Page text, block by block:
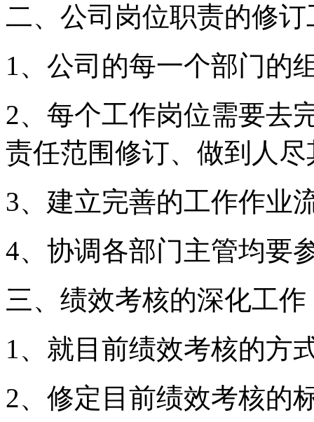
二、公司岗位职责的修订
1、公司的每一个部门的
2、每个工作岗位需要去
责任范围修订、做到人
3、建立完善的工作作业
4、协调各部门主管均要
三、绩效考核的深化工作
1、就目前绩效考核的方
2、修定目前绩效考核的